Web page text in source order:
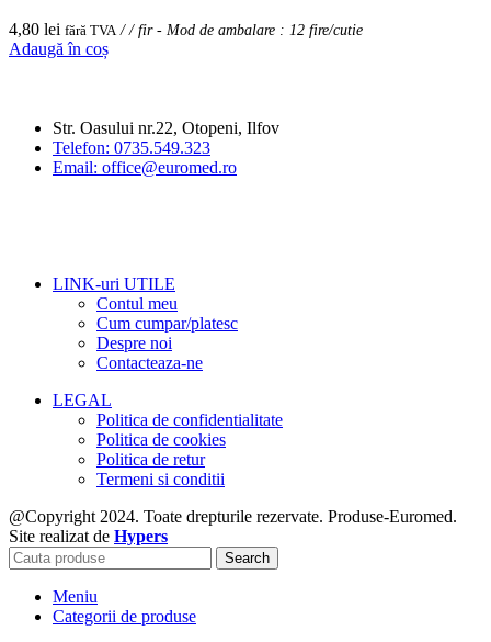
4,80 lei fără TVA / / fir - Mod de ambalare : 12 fire/cutie
Adaugă în coș
Str. Oasului nr.22, Otopeni, Ilfov
Telefon: 0735.549.323
Email: office@euromed.ro
LINK-uri UTILE
Contul meu
Cum cumpar/platesc
Despre noi
Contacteaza-ne
LEGAL
Politica de confidentialitate
Politica de cookies
Politica de retur
Termeni si conditii
@Copyright 2024. Toate drepturile rezervate. Produse-Euromed.
Site realizat de Hypers
Search
Meniu
Categorii de produse